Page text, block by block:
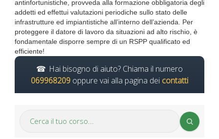
antinfortunistiche, provveda alla formazione obbligatoria degli
addetti ed effettui valutazioni periodiche sullo stato delle
infrastrutture ed impiantistiche all’interno dell’azienda. Per
proteggere il datore di lavoro da situazioni ad alto rischio, è
fondamentale disporre sempre di un RSPP qualificato ed
efficiente!
Hai bisogno di aiuto? Chiama il numero
069968209 oppure vai alla pagina dei contatti